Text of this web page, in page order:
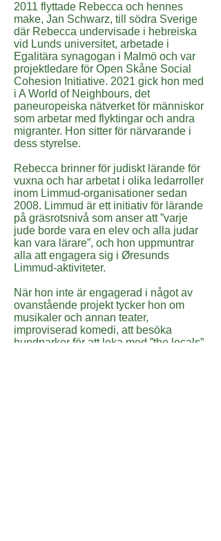
2011 flyttade Rebecca och hennes
make, Jan Schwarz, till södra Sverige
där Rebecca undervisade i hebreiska
vid Lunds universitet, arbetade i
Egalitära synagogan i Malmö och var
projektledare för Open Skåne Social
Cohesion Initiative. 2021 gick hon med
i A World of Neighbours, det
paneuropeiska nätverket för människor
som arbetar med flyktingar och andra
migranter. Hon sitter för närvarande i
dess styrelse.
Rebecca brinner för judiskt lärande för
vuxna och har arbetat i olika ledarroller
inom Limmud-organisationer sedan
2008. Limmud är ett initiativ för lärande
på gräsrotsnivå som anser att ”varje
jude borde vara en elev och alla judar
kan vara lärare”, och hon uppmuntrar
alla att engagera sig i Øresunds
Limmud-aktiviteter.
När hon inte är engagerad i något av
ovanstående projekt tycker hon om
musikaler och annan teater,
improviserad komedi, att besöka
hundparker för att leka med ”the locals”